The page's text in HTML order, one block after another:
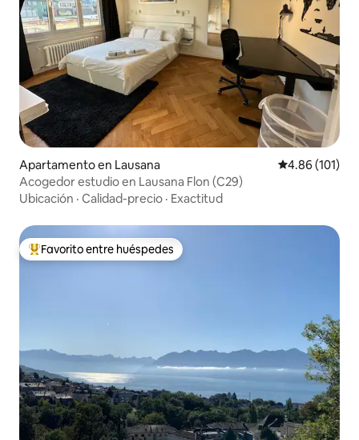
Apartamento en Lausana Calificación
4.86 (101)
Acogedor estudio en Lausana Flon (C29)
Ubicación · Calidad-precio · Exactitud
Favorito entre huéspedes preferido
Favorito entre huéspedes